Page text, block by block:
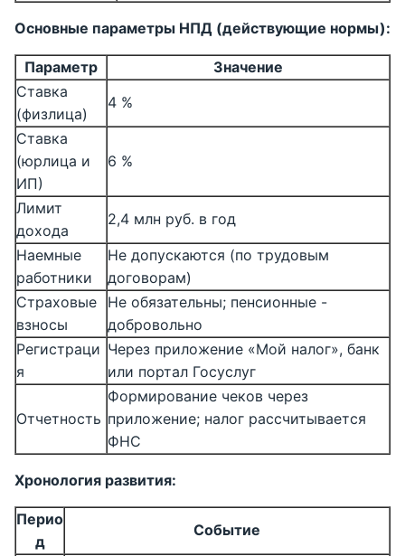
Основные параметры НПД (действующие нормы):
Параметр
Значение
Ставка
(физлица)
4 %
Ставка
(юрлица и
ИП)
6 %
Лимит
дохода
2,4 млн руб. в год
Наемные
работники
Не допускаются (по трудовым
договорам)
Страховые
взносы
Не обязательны; пенсионные -
добровольно
Регистраци
я
Через приложение «Мой налог», банк
или портал Госуслуг
Отчетность
Формирование чеков через
приложение; налог рассчитывается
ФНС
Хронология развития:
Перио
д
Событие